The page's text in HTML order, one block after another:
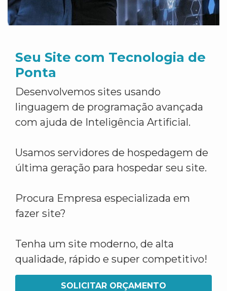
Seu Site com Tecnologia de
Ponta
Desenvolvemos sites usando
linguagem de programação avançada
com ajuda de Inteligência Artificial.
Usamos servidores de hospedagem de
última geração para hospedar seu site.
Procura Empresa especializada em
fazer site?
Tenha um site moderno, de alta
qualidade, rápido e super competitivo!
SOLICITAR ORÇAMENTO